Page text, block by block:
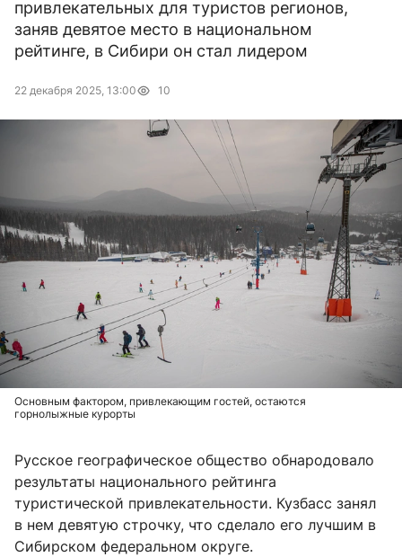
привлекательных для туристов регионов,
заняв девятое место в национальном
рейтинге, в Сибири он стал лидером
22 декабря 2025, 13:00 10
Основным фактором, привлекающим гостей, остаются
горнолыжные курорты
Русское географическое общество обнародовало
результаты национального рейтинга
туристической привлекательности. Кузбасс занял
в нем девятую строчку, что сделало его лучшим в
Сибирском федеральном округе.